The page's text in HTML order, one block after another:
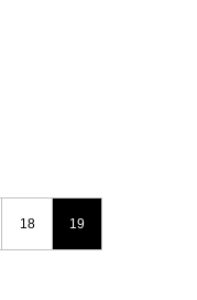
18 19